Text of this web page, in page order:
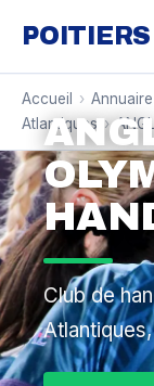
POITIERS
Accueil › Annuaire
Atlantiques ›
Club de